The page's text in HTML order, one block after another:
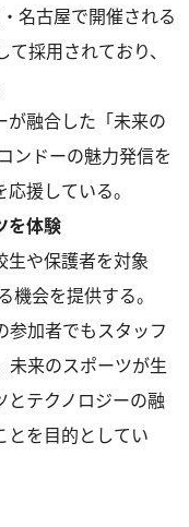
名古屋で開催される
採用されており、
が融合した「未来の
ンドーの魅力発信を
援している。
を体験
生や保護者を対象
機会を提供する。
参加者でもスタッフ
未来のスポーツが生
とテクノロジーの融
とを目的としてい